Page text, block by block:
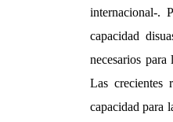
internacional-.
capacidad
necesarios
Las crecientes
capacidad para